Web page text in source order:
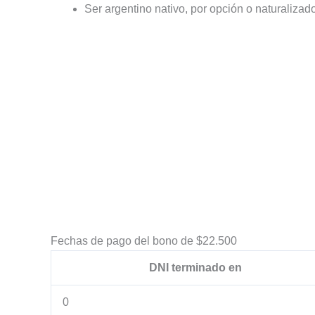
Ser argentino nativo, por opción o
Fechas de pago del bono de $22.500
DNI terminado en
0